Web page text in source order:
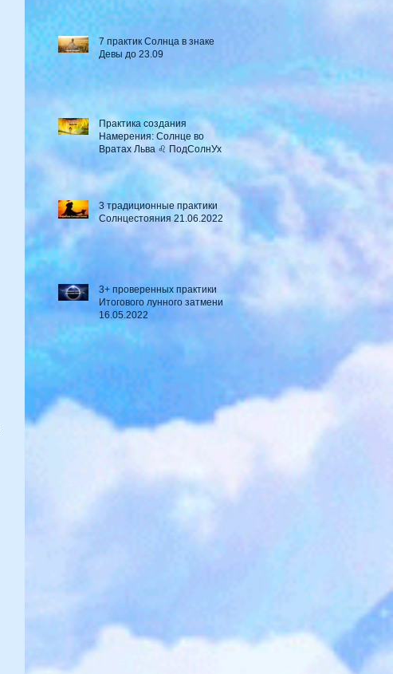
7 практик Солнца в знаке
Девы до 23.09
Практика создания
Намерения: Солнце во
Вратах Льва ♌ ПодСолнУх
3 традиционные практики
Солнцестояния 21.06.2022
3+ проверенных практики
Итогового лунного затмения
16.05.2022